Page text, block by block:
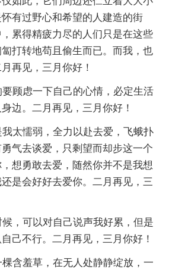
有过野心和希望的人建造的街
累得精疲力尽的人们只是在这些
打转地苟且偷生而已。而我，也
再见，三月你好！
顾虑一下自己的心情，必定生活
边。二月再见，三月你好！
太懦弱，全力以赴去爱，飞蛾扑
气去谈爱，只剩望而却步这一个
想勇敢去爱，随然你并不是我想
是会好好去爱你。二月再见，三
，可以对自己说声我好累，但是
己不行。二月再见，三月你好！
含羞草，在无人处静静绽放，一